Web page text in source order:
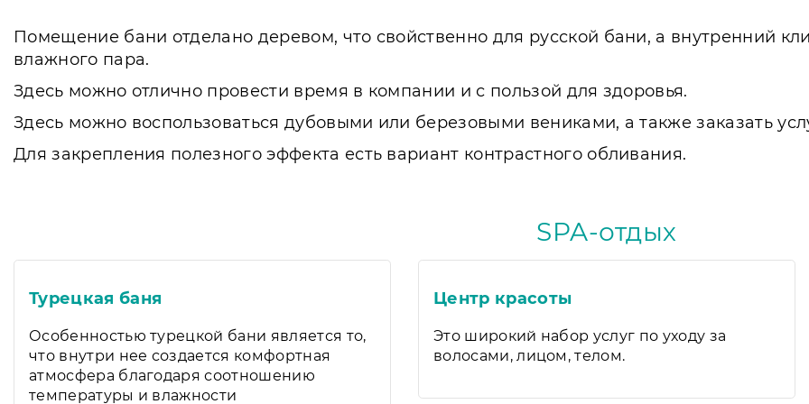
Помещение бани отделано деревом, что свойственно для русской бани, а внутренний
влажного пара.
Здесь можно отлично провести время в компании и с пользой для здоровья.
Здесь можно воспользоваться дубовыми или березовыми вениками, а также заказать
Для закрепления полезного эффекта есть вариант контрастного обливания.
SPA-отдых
Турецкая баня
Особенностью турецкой бани является то,
что внутри нее создается комфортная
атмосфера благодаря соотношению
температуры и влажности
Центр красоты
Это широкий набор услуг по уходу за
волосами, лицом, телом.